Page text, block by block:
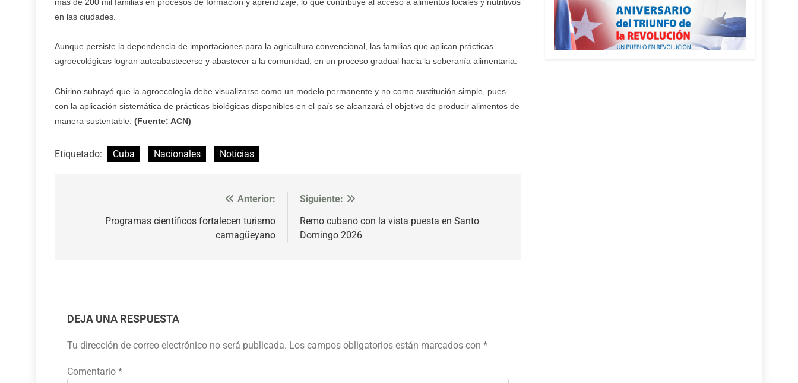
en las ciudades.
Aunque persiste la dependencia de importaciones para la agricultura convencional, las familias que aplican prácticas
agroecológicas logran autoabastecerse y abastecer a la comunidad, en un proceso gradual hacia la soberanía alimentaria.
Chirino subrayó que la agroecología debe visualizarse como un modelo permanente y no como sustitución simple, pues
con la aplicación sistemática de prácticas biológicas disponibles en el país se alcanzará el objetivo de producir alimentos de
manera sustentable. (Fuente: ACN)
Etiquetado: Cuba Nacionales Noticias
Anterior:
Programas científicos fortalecen turismo
camagüeyano
Siguiente:
Remo cubano con la vista puesta en Santo
Domingo 2026
DEJA UNA RESPUESTA
Tu dirección de correo electrónico no será publicada. Los campos obligatorios están marcados con *
Comentario *